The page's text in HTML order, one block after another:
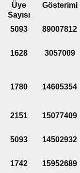
Üye
Sayısı
Gösterimi
5093 89007812
1628 3057009
1780 14605354
2151 15077409
5093 14502932
1742 15952689